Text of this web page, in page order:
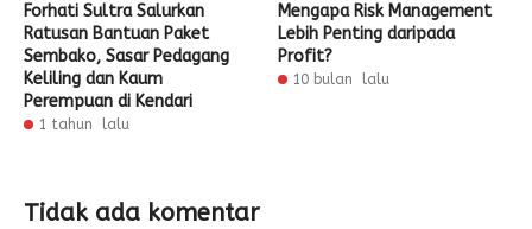
Forhati Sultra Salurkan
Ratusan Bantuan Paket
Sembako, Sasar Pedagang
Keliling dan Kaum
Perempuan di Kendari
1 tahun lalu
Mengapa Risk Management
Lebih Penting daripada
Profit?
10 bulan lalu
Tidak ada komentar